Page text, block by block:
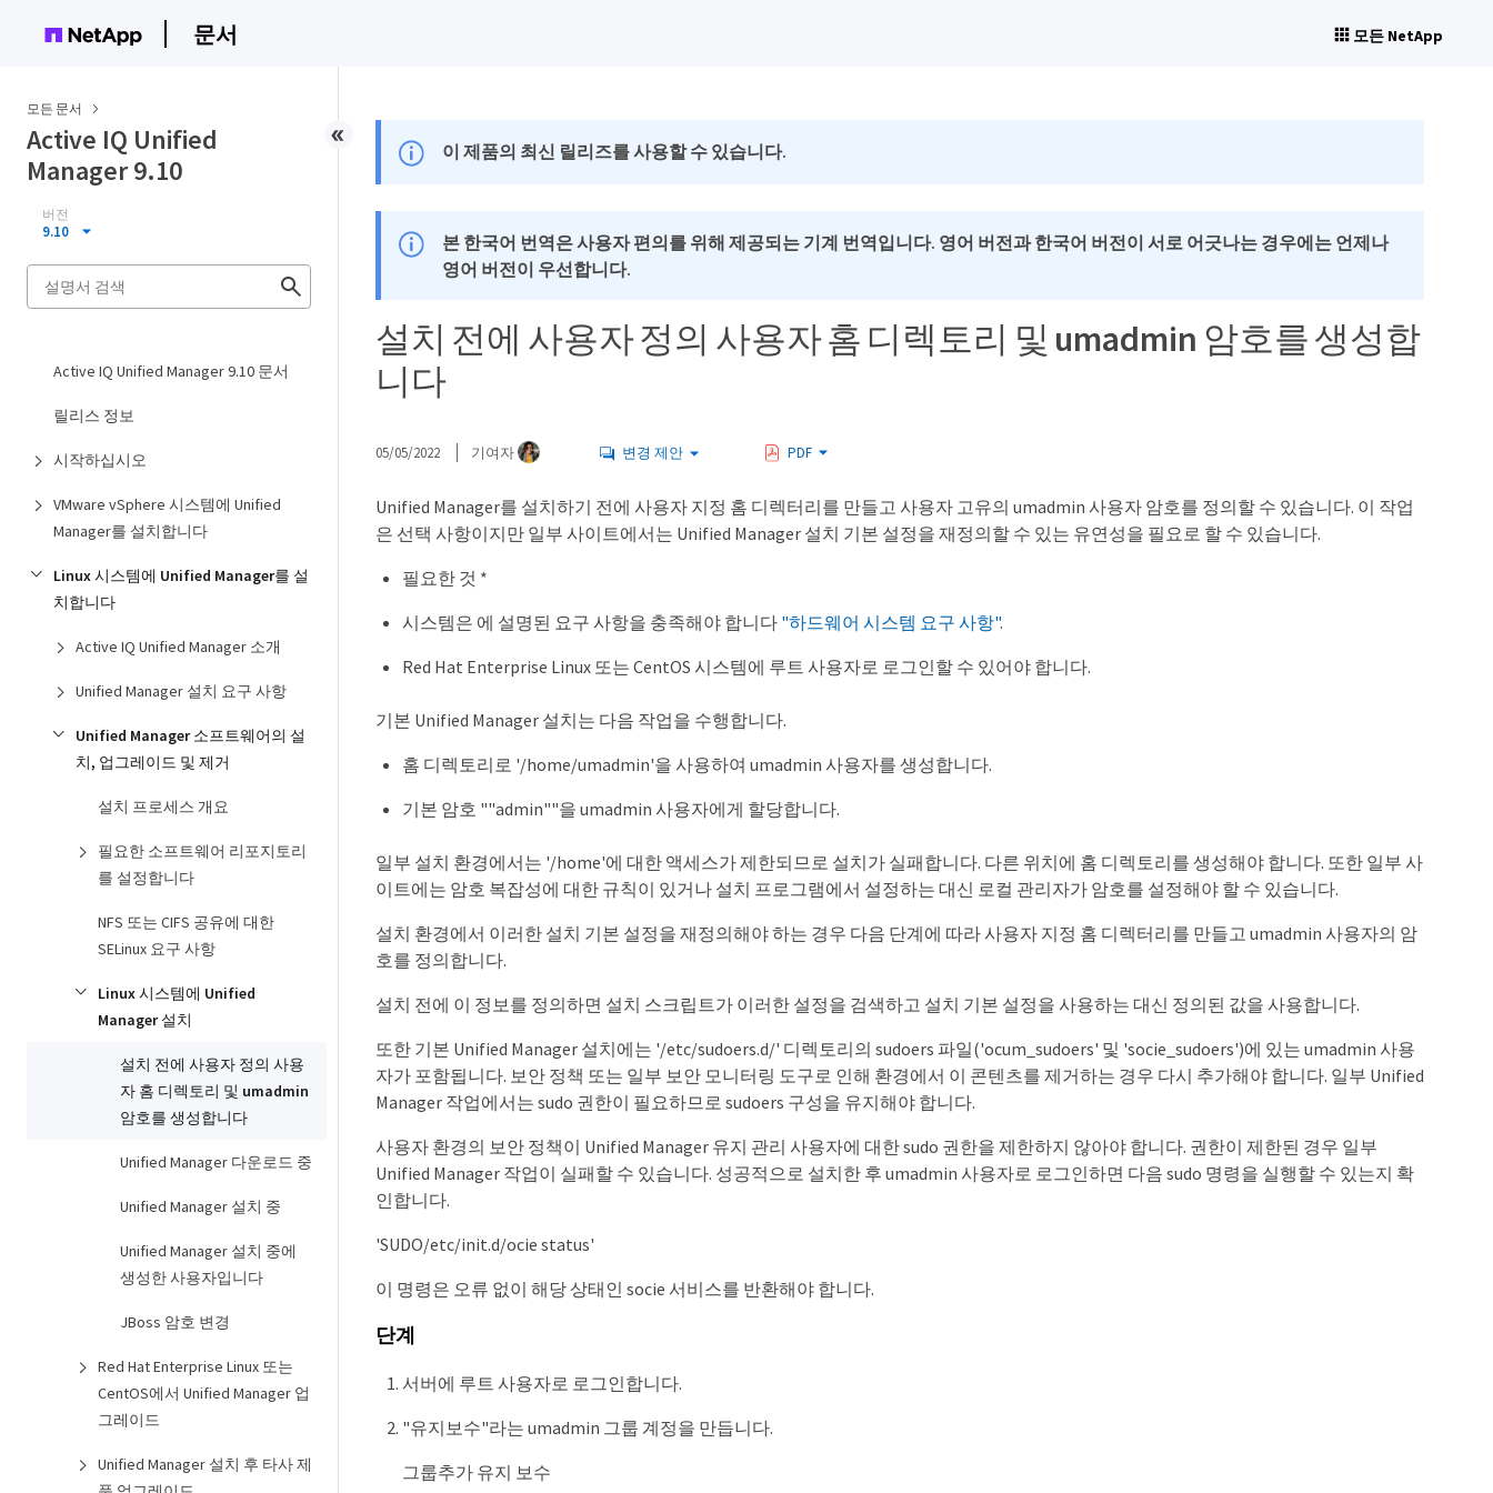
문서 모든 NetApp
모든 문서
Active IQ Unified
Manager 9.10
버전
9.10
Active IQ Unified Manager 9.10 문서
릴리스 정보
시작하십시오
VMware vSphere 시스템에 Unified
Manager를 설치합니다
Linux 시스템에 Unified Manager를 설
치합니다
Active IQ Unified Manager 소개
Unified Manager 설치 요구 사항
Unified Manager 소프트웨어의 설
치, 업그레이드 및 제거
설치 프로세스 개요
필요한 소프트웨어 리포지토리
를 설정합니다
NFS 또는 CIFS 공유에 대한
SELinux 요구 사항
Linux 시스템에 Unified
Manager 설치
설치 전에 사용자 정의 사용
자 홈 디렉토리 및 umadmin
암호를 생성합니다
Unified Manager 다운로드 중
Unified Manager 설치 중
Unified Manager 설치 중에
생성한 사용자입니다
JBoss 암호 변경
Red Hat Enterprise Linux 또는
CentOS에서 Unified Manager 업
그레이드
Unified Manager 설치 후 타사 제
이 제품의 최신 릴리즈를 사용할 수 있습니다.
본 한국어 번역은 사용자 편의를 위해 제공되는 기계 번역입니다. 영어 버전과 한국어 버전이 서로 어긋나는 경우에는 언제나
영어 버전이 우선합니다.
설치 전에 사용자 정의 사용자 홈 디렉토리 및 umadmin 암호를 생성합
니다
05/05/2022 기여자 변경 제안 PDF
Unified Manager를 설치하기 전에 사용자 지정 홈 디렉터리를 만들고 사용자 고유의 umadmin 사용자 암호를 정의할 수 있습니다. 이 작업
은 선택 사항이지만 일부 사이트에서는 Unified Manager 설치 기본 설정을 재정의할 수 있는 유연성을 필요로 할 수 있습니다.
필요한 것 *
시스템은 에 설명된 요구 사항을 충족해야 합니다 "하드웨어 시스템 요구 사항".
Red Hat Enterprise Linux 또는 CentOS 시스템에 루트 사용자로 로그인할 수 있어야 합니다.
기본 Unified Manager 설치는 다음 작업을 수행합니다.
홈 디렉토리로 '/home/umadmin'을 사용하여 umadmin 사용자를 생성합니다.
기본 암호 ""admin""을 umadmin 사용자에게 할당합니다.
일부 설치 환경에서는 '/home'에 대한 액세스가 제한되므로 설치가 실패합니다. 다른 위치에 홈 디렉토리를 생성해야 합니다. 또한 일부 사
이트에는 암호 복잡성에 대한 규칙이 있거나 설치 프로그램에서 설정하는 대신 로컬 관리자가 암호를 설정해야 할 수 있습니다.
설치 환경에서 이러한 설치 기본 설정을 재정의해야 하는 경우 다음 단계에 따라 사용자 지정 홈 디렉터리를 만들고 umadmin 사용자의 암
호를 정의합니다.
설치 전에 이 정보를 정의하면 설치 스크립트가 이러한 설정을 검색하고 설치 기본 설정을 사용하는 대신 정의된 값을 사용합니다.
또한 기본 Unified Manager 설치에는 '/etc/sudoers.d/' 디렉토리의 sudoers 파일('ocum_sudoers' 및 'socie_sudoers')에 있는 umadmin 사용
자가 포함됩니다. 보안 정책 또는 일부 보안 모니터링 도구로 인해 환경에서 이 콘텐츠를 제거하는 경우 다시 추가해야 합니다. 일부 Unified
Manager 작업에서는 sudo 권한이 필요하므로 sudoers 구성을 유지해야 합니다.
사용자 환경의 보안 정책이 Unified Manager 유지 관리 사용자에 대한 sudo 권한을 제한하지 않아야 합니다. 권한이 제한된 경우 일부
Unified Manager 작업이 실패할 수 있습니다. 성공적으로 설치한 후 umadmin 사용자로 로그인하면 다음 sudo 명령을 실행할 수 있는지 확
인합니다.
'SUDO/etc/init.d/ocie status'
이 명령은 오류 없이 해당 상태인 socie 서비스를 반환해야 합니다.
단계
서버에 루트 사용자로 로그인합니다.
"유지보수"라는 umadmin 그룹 계정을 만듭니다.
그룹추가 유지 보수